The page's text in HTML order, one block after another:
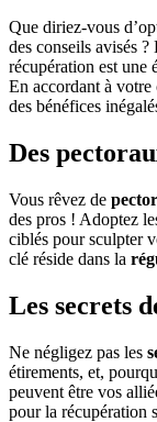
Que diriez-vous
des conseils avisés ?
récupération est une
En accordant à votre
des bénéfices
Des
Vous rêvez de
des pros ! Adoptez
ciblés pour sculpter
clé réside dans la
Les secrets
Ne négligez pas les
étirements, et,
peuvent être vos
pour la récupération